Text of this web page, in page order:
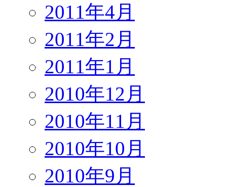
2011年4月
2011年2月
2011年1月
2010年12月
2010年11月
2010年10月
2010年9月